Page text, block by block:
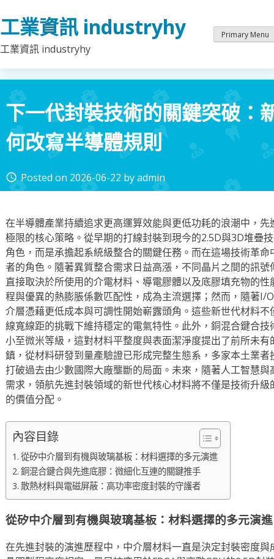
to
content
工業資訊 industryhy
工業資訊 industryhy
Primary Menu
下一代封裝技術的關鍵突破：
何改寫半導體規則
access_time Posted on 2026-06-22 byadmin
在半導體產業持續追求更高運算效能與更低功耗的浪潮中，
極限的核心策略。從早期的打線封裝到現今的2.5D與3D堆疊
角色，而是承擔起系統級整合的關鍵任務。而在這場技術革
者的角色。隨著異質整合需求日益高漲，不同晶片之間的訊
直接取決於所使用的介電材料、導電膠體以及底膠填充物的
程與優異的熱膨脹係數匹配性，成為主流選擇；然而，隨著I/
介層憑藉更低成本與可調性開始嶄露頭角。這些新世代材料
線寬線距的挑戰下維持穩定的電氣特性。此外，銅混合鍵合
小至微米等級，這對材料平整度與表面潔淨度提出了前所未
鎮，從材料研發到量產驗證已形成完整生態系，多家本土業
打破過去由少數國際大廠壟斷的局面。未來，隨著人工智慧
需求，領航先進封裝領域的新世代核心材料將不僅是技術升
的價值分配。
內容目錄
從矽中介層到有機與玻璃基板：材料選擇的多元演進
銅混合鍵合與先進底膠：微細化互連的關鍵推手
散熱材料與電磁屏蔽：高功率密度封裝的守護者
從矽中介層到有機與玻璃基板：材料選擇的多元演進
在先進封裝的演進歷程中，中介層材料一直是決定封裝密度